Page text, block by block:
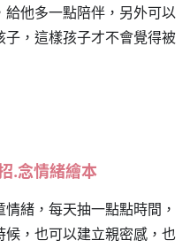
他多一點陪伴，另外可以
，這樣孩子才不會覺得被
.念情緒繪本
緒，每天抽一點點時間，
，也可以建立親密感，也